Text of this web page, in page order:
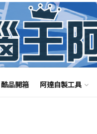
酷品開箱 阿達自製工具